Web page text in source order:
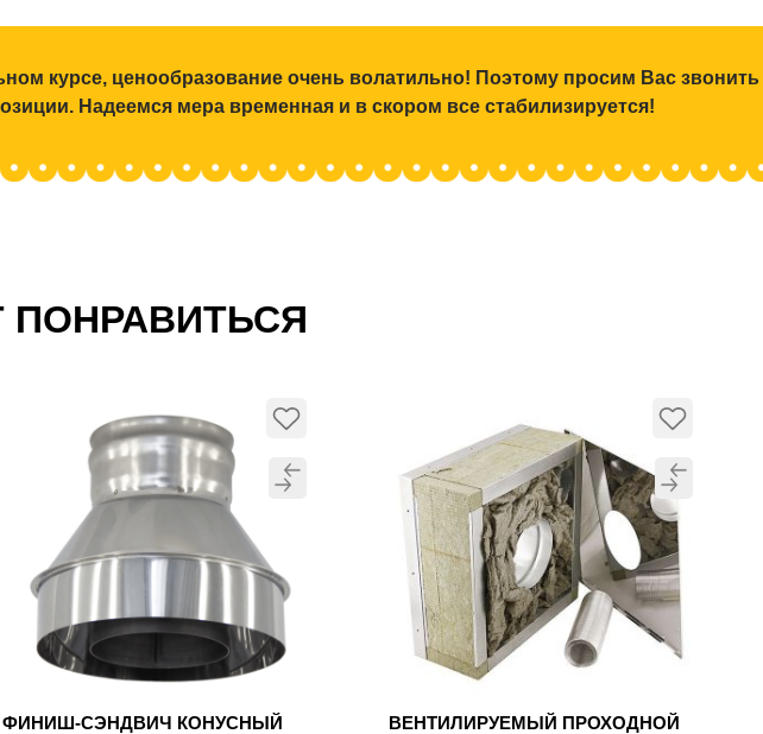
курсе, ценообразование очень волатильно! Поэтому просим Вас звонить
Надеемся мера временная и в скором все стабилизируется!
ФИНИШ-СЭНДВИЧ КОНУСНЫЙ
ВЕНТИЛИРУЕМЫЙ ПРОХОДНОЙ